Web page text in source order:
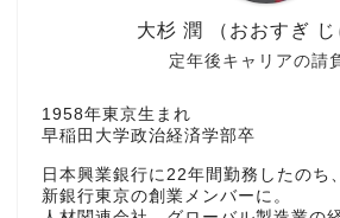
定年後キャリアの請
大杉 潤 （おおすぎ じ
1958年東京生まれ
早稲田大学政治経済学部卒
日本興業銀行に22年間勤務したのち
新銀行東京の創業メンバーに。